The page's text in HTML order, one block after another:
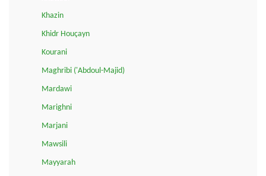
Khazin
Khidr Houçayn
Kourani
Maghribi ('Abdoul-Majid)
Mardawi
Marighni
Marjani
Mawsili
Mayyarah